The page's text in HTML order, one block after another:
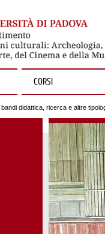
CORSI
bandi didattica, ricerca e altre